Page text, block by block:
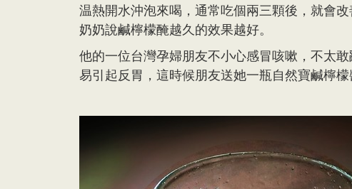
温熱開水沖泡來喝，通常吃個兩三顆後，就會
奶奶說鹹檸檬醃越久的效果越好。
他的一位台灣孕婦朋友不小心感冒咳嗽，不太
易引起反胃，這時候朋友送她一瓶自然寶鹹檸